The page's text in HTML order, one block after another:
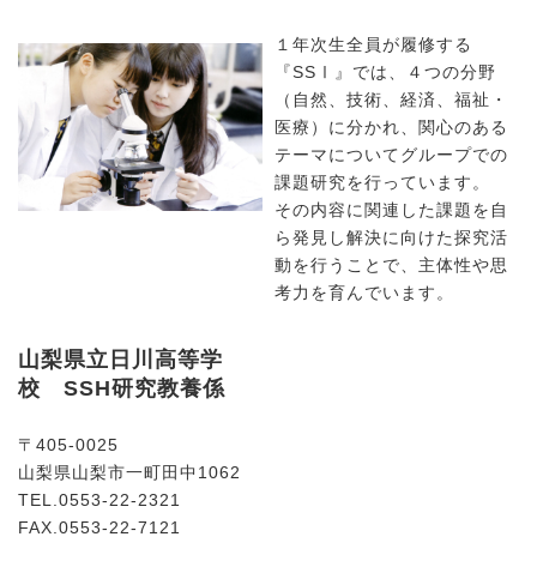
１年次生全員が履修する
『SSⅠ』では、４つの分野
（自然、技術、経済、福祉・
医療）に分かれ、関心のある
テーマについてグループでの
課題研究を行っています。
その内容に関連した課題を自
ら発見し解決に向けた探究活
動を行うことで、主体性や思
考力を育んでいます。
山梨県立日川高等学
校 SSH研究教養係
〒405-0025
山梨県山梨市一町田中1062
TEL.0553-22-2321
FAX.0553-22-7121